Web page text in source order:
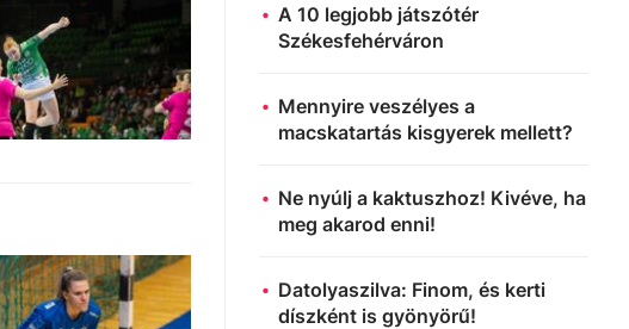
A 10 legjobb játszótér
Székesfehérváron
Mennyire veszélyes a
macskatartás kisgyerek mellett?
Ne nyúlj a kaktuszhoz! Kivéve, ha
meg akarod enni!
Datolyaszilva: Finom, és kerti
díszként is gyönyörű!